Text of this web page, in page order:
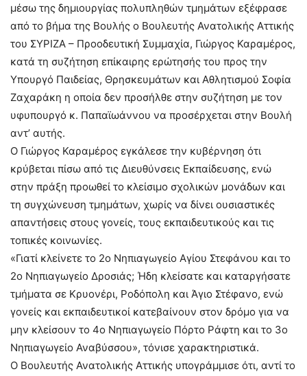
μέσω της δημιουργίας πολυπληθών τμημάτων εξέφρασε
από το βήμα της Βουλής ο Βουλευτής Ανατολικής Αττικής
του ΣΥΡΙΖΑ – Προοδευτική Συμμαχία, Γιώργος Καραμέρος,
κατά τη συζήτηση επίκαιρης ερώτησής του προς την
Υπουργό Παιδείας, Θρησκευμάτων και Αθλητισμού Σοφία
Ζαχαράκη η οποία δεν προσήλθε στην συζήτηση με τον
υφυπουργό κ. Παπαϊωάννου να προσέρχεται στην Βουλή
αντ’ αυτής.
Ο Γιώργος Καραμέρος εγκάλεσε την κυβέρνηση ότι
κρύβεται πίσω από τις Διευθύνσεις Εκπαίδευσης, ενώ
στην πράξη προωθεί το κλείσιμο σχολικών μονάδων και
τη συγχώνευση τμημάτων, χωρίς να δίνει ουσιαστικές
απαντήσεις στους γονείς, τους εκπαιδευτικούς και τις
τοπικές κοινωνίες.
«Γιατί κλείνετε το 2ο Νηπιαγωγείο Αγίου Στεφάνου και το
2ο Νηπιαγωγείο Δροσιάς; Ήδη κλείσατε και καταργήσατε
τμήματα σε Κρυονέρι, Ροδόπολη και Άγιο Στέφανο, ενώ
γονείς και εκπαιδευτικοί κατεβαίνουν στον δρόμο για να
μην κλείσουν το 4ο Νηπιαγωγείο Πόρτο Ράφτη και το 3ο
Νηπιαγωγείο Αναβύσσου», τόνισε χαρακτηριστικά.
Ο Βουλευτής Ανατολικής Αττικής υπογράμμισε ότι, αντί το